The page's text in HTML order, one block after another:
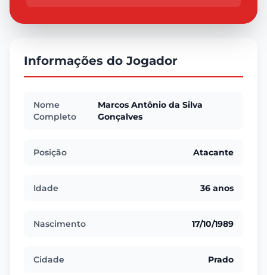
Informações do Jogador
Nome
Completo
Marcos Antônio da Silva
Gonçalves
Posição Atacante
Idade 36 anos
Nascimento 17/10/1989
Cidade Prado